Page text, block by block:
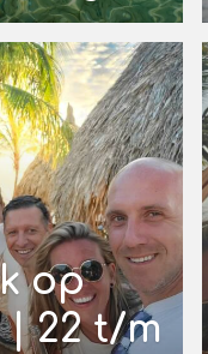
op
22 t/m